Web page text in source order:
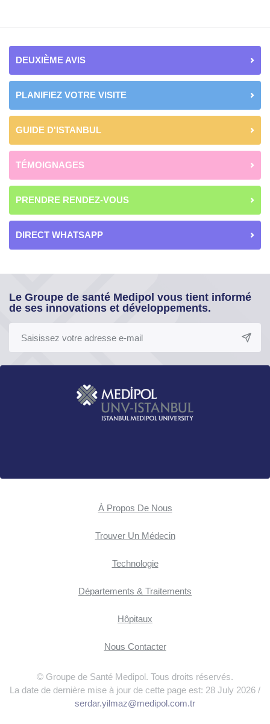
DEUXIÈME AVIS
PLANIFIEZ VOTRE VISITE
GUIDE D'ISTANBUL
TÉMOIGNAGES
PRENDRE RENDEZ-VOUS
DIRECT WHATSAPP
Le Groupe de santé Medipol vous tient informé
de ses innovations et développements.
À Propos De Nous
Trouver Un Médecin
Technologie
Départements & Traitements
Hôpitaux
Nous Contacter
© Groupe de Santé Medipol. Tous droits réservés.
La date de dernière mise à jour de cette page est: 28 July 2026 /
serdar.yilmaz@medipol.com.tr